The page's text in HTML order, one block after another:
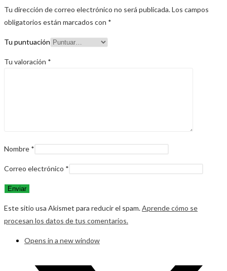
Tu dirección de correo electrónico no será publicada.Los campos
obligatorios están marcados con *
Tu puntuación
Tu valoración *
Nombre *
Correo electrónico *
Este sitio usa Akismet para reducir el spam.Aprende cómo se
procesan los datos de tus comentarios.
Opens in a new window